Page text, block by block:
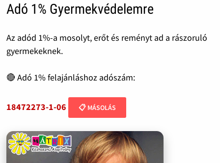
Adó 1% Gyermekvédelemre
Az adód 1%-a mosolyt, erőt és reményt ad a rászoruló
gyermekeknek.
🔴 Adó 1% felajánláshoz adószám:
18472273-1-06 📋 MÁSOLÁS